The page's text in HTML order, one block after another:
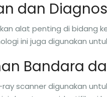
dan
alat penting di bidang
ini juga digunakan
Bandara
scanner digunakan